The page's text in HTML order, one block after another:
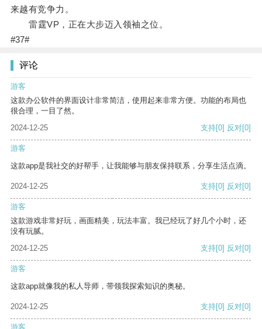
来越有竞争力。
雷霆VP，正在大步迈入领袖之位。
#37#
评论
游客
这款办公软件的界面设计非常简洁，使用起来非常方便。功能的布局也
很合理，一目了然。
2024-12-25
支持[0] 反对[0]
游客
这款app是我社交的好帮手，让我能够与朋友保持联系，分享生活点滴。
2024-12-25 支持[0] 反对[0]
游客
这款游戏非常好玩，画面精美，玩法丰富。我已经玩了好几个小时，还
没有玩腻。
2024-12-25
支持[0] 反对[0]
游客
这款app就像我的私人导师，带领我探索知识的奥秘。
2024-12-25 支持[0] 反对[0]
游客